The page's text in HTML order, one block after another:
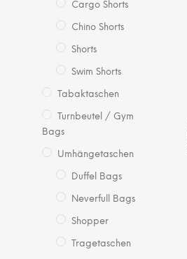
Cargo Shorts
Chino Shorts
Shorts
Swim Shorts
Tabaktaschen
Turnbeutel / Gym
Bags
Umhängetaschen
Duffel Bags
Neverfull Bags
Shopper
Tragetaschen